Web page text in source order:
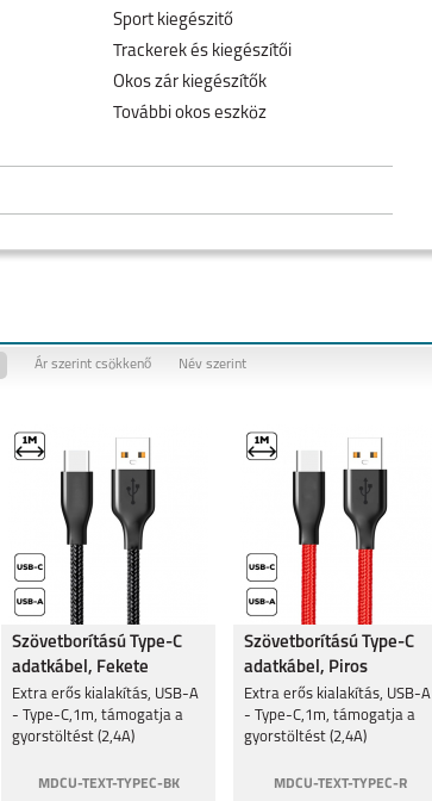
Sport kiegészitő
Trackerek és kiegészítői
Okos zár kiegészítők
További okos eszköz
Ár szerint csökkenő Név szerint
Szövetborítású Type-C
adatkábel, Fekete
Extra erős kialakítás, USB-A
- Type-C,1m, támogatja a
gyorstöltést (2,4A)
MDCU-TEXT-TYPEC-BK
Szövetborítású Type-C
adatkábel, Piros
Extra erős kialakítás, USB-A
- Type-C,1m, támogatja a
gyorstöltést (2,4A)
MDCU-TEXT-TYPEC-R